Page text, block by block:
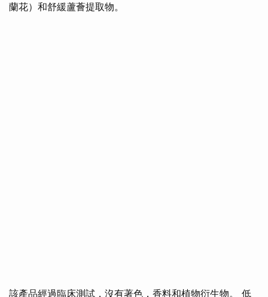
蘭花）和舒緩蘆薈提取物。
該產品經過臨床測試，沒有著色，香料和植物衍生物。 低